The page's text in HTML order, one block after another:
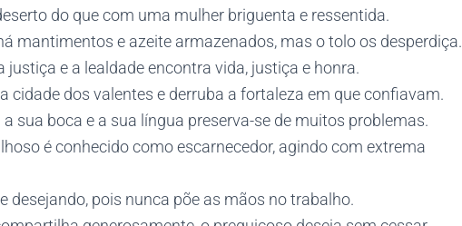
do que com uma mulher briguenta e ressentida.
mantimentos e azeite armazenados, mas o tolo os desperdiça.
justiça e a lealdade encontra vida, justiça e honra.
cidade dos valentes e derruba a fortaleza em que confiavam.
a sua boca e a sua língua preserva-se de muitos problemas.
é conhecido como escarnecedor, agindo com extrema
desejando, pois nunca põe as mãos no trabalho.